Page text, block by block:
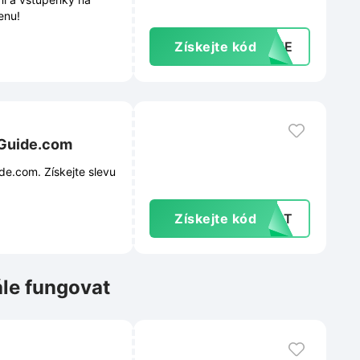
Získejte kódCOME
Získejte slevu
Získejte kód IRST
fungovat